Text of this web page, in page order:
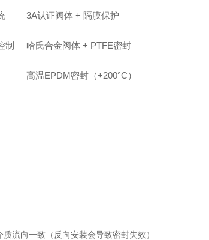
3A认证阀体 + 隔膜保护
制 哈氏合金阀体 + PTFE密封
高温EPDM密封（+200°C）
质流向一致（反向安装会导致密封失效）